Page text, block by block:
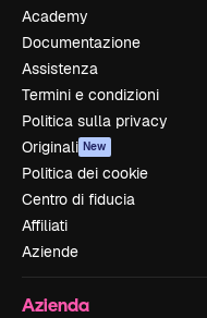
Academy
Documentazione
Assistenza
Termini e condizioni
Politica sulla privacy
Originali New
Politica dei cookie
Centro di fiducia
Affiliati
Aziende
Azienda